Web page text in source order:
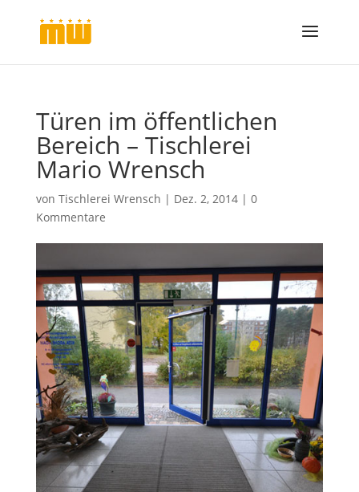
Türen im öffentlichen
Bereich – Tischlerei
Mario Wrensch
von Tischlerei Wrensch | Dez. 2, 2014| 0
Kommentare